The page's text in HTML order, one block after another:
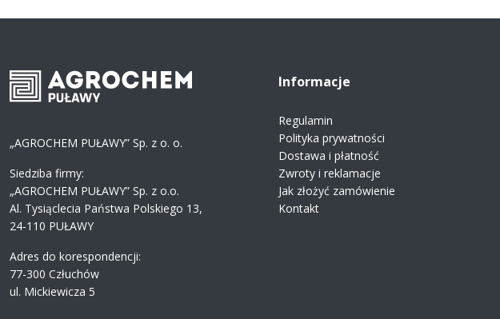
„AGROCHEM PUŁAWY” Sp. z o. o.
Siedziba firmy:
„AGROCHEM PUŁAWY” Sp. z o.o.
Al. Tysiąclecia Państwa Polskiego 13,
24-110 PUŁAWY
Adres do korespondencji:
77-300 Człuchów
ul. Mickiewicza 5
Informacje
Regulamin
Polityka prywatności
Dostawa i płatność
Zwroty i reklamacje
Jak złożyć zamówienie
Kontakt